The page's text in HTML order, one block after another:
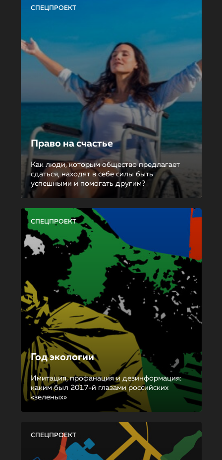
СПЕЦПРОЕКТ
Право на счастье
Как люди, которым общество предлагает
сдаться, находят в себе силы быть
успешными и помогать другим?
СПЕЦПРОЕКТ
Год экологии
Имитация, профанация и дезинформация:
каким был 2017-й глазами российских
«зеленых»
СПЕЦПРОЕКТ